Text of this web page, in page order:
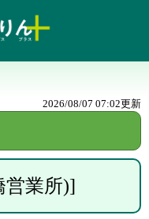
2026/08/07 07:02更新
営業所)]